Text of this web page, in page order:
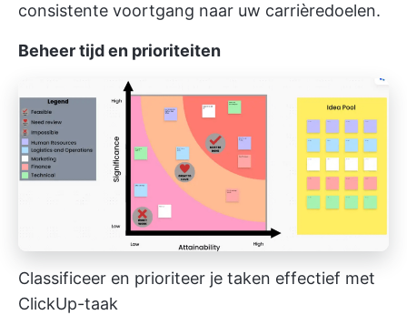
consistente voortgang naar uw carrièredoelen.
Beheer tijd en prioriteiten
Classificeer en prioriteer je taken effectief met
ClickUp-taak